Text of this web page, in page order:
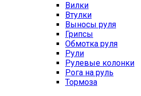
Вилки
Втулки
Выносы руля
Грипсы
Обмотка руля
Рули
Рулевые колонки
Рога на руль
Тормоза